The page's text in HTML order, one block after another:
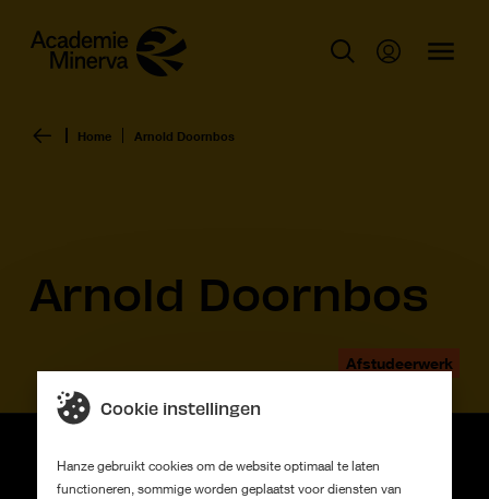
Home Arnold Doornbos
Arnold Doornbos
Afstudeerwerk
Cookie instellingen
Hanze gebruikt cookies om de website optimaal te laten
functioneren, sommige worden geplaatst voor diensten van